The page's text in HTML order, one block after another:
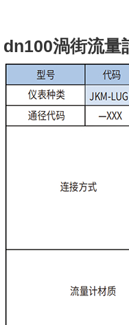
dn100渦街流量